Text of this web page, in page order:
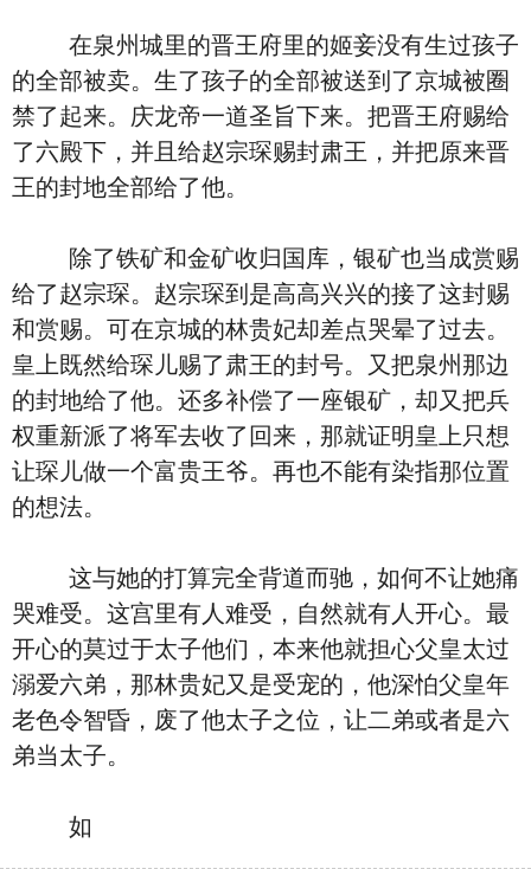
在泉州城里的晋王府里的姬妾没有生过孩子
的全部被卖。生了孩子的全部被送到了京城被圈
禁了起来。庆龙帝一道圣旨下来。把晋王府赐给
了六殿下，并且给赵宗琛赐封肃王，并把原来晋
王的封地全部给了他。
除了铁矿和金矿收归国库，银矿也当成赏赐
给了赵宗琛。赵宗琛到是高高兴兴的接了这封赐
和赏赐。可在京城的林贵妃却差点哭晕了过去。
皇上既然给琛儿赐了肃王的封号。又把泉州那边
的封地给了他。还多补偿了一座银矿，却又把兵
权重新派了将军去收了回来，那就证明皇上只想
让琛儿做一个富贵王爷。再也不能有染指那位置
的想法。
这与她的打算完全背道而驰，如何不让她痛
哭难受。这宫里有人难受，自然就有人开心。最
开心的莫过于太子他们，本来他就担心父皇太过
溺爱六弟，那林贵妃又是受宠的，他深怕父皇年
老色令智昏，废了他太子之位，让二弟或者是六
弟当太子。
如